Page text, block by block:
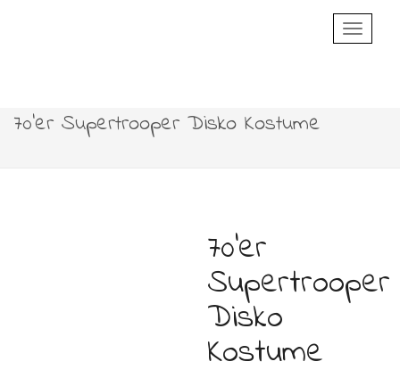
Toggle
70’er Supertrooper Disko Kostume
70’er
Supertrooper
Disko
Kostume